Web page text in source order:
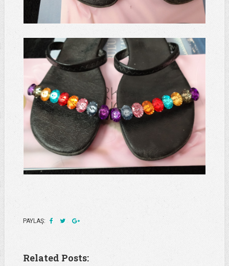
PAYLAŞ:
Related Posts: